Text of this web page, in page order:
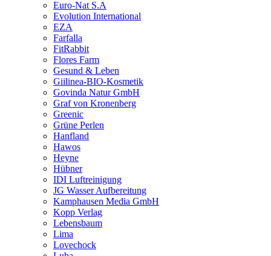
Euro-Nat S.A
Evolution International
EZA
Farfalla
FitRabbit
Flores Farm
Gesund & Leben
Giilinea-BIO-Kosmetik
Govinda Natur GmbH
Graf von Kronenberg
Greenic
Grüne Perlen
Hanfland
Hawos
Heyne
Hübner
IDI Luftreinigung
JG Wasser Aufbereitung
Kamphausen Media GmbH
Kopp Verlag
Lebensbaum
Lima
Lovechock